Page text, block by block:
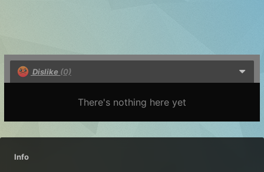
Dislike (0)
There's nothing here yet
Info